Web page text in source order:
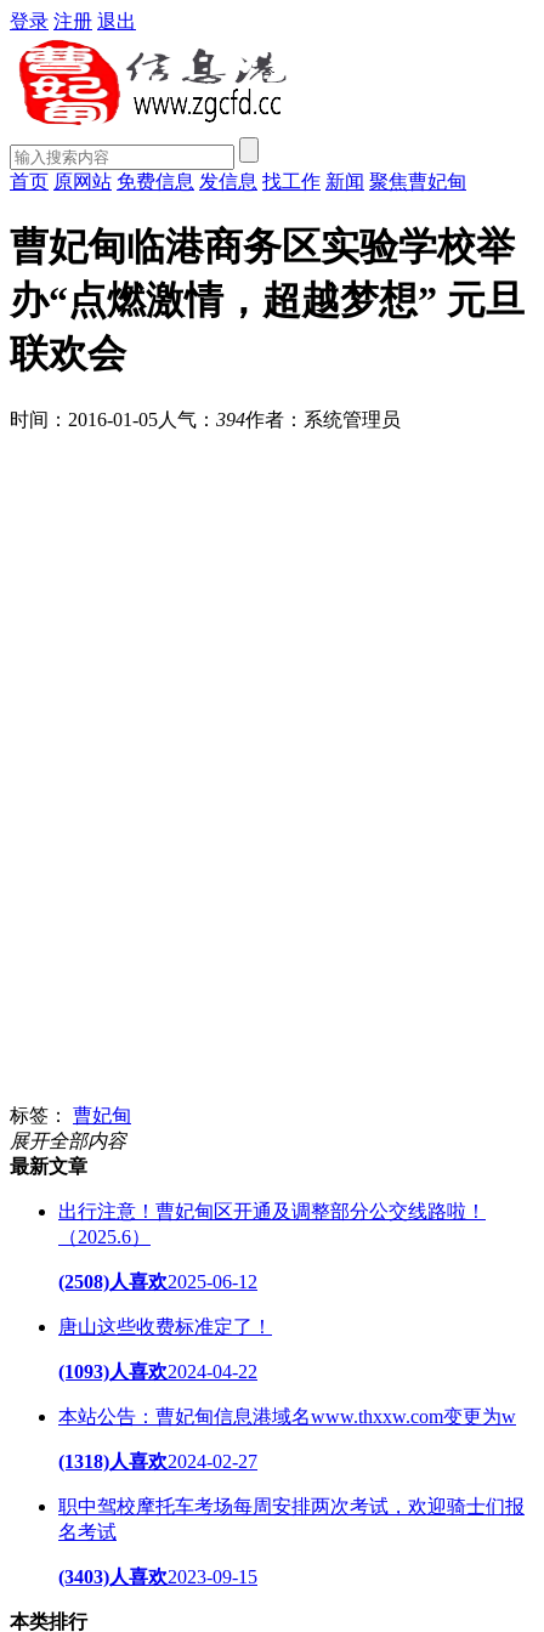
登录 注册 退出
首页 原网站 免费信息 发信息 找工作 新闻 聚焦曹妃甸
曹妃甸临港商务区实验学校举
办“点燃激情，超越梦想” 元旦
联欢会
时间：2016-01-05人气： 394作者：系统管理员
标签：
曹妃甸
展开全部内容
最新文章
出行注意！曹妃甸区开通及调整部分公交线路啦！
（2025.6）
(2508)人喜欢2025-06-12
唐山这些收费标准定了！
(1093)人喜欢2024-04-22
本站公告：曹妃甸信息港域名www.thxxw.com变更为w
(1318)人喜欢2024-02-27
职中驾校摩托车考场每周安排两次考试，欢迎骑士们报
名考试
(3403)人喜欢2023-09-15
本类排行